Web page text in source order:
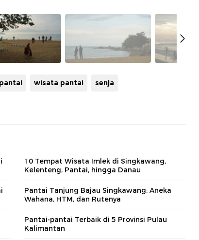
pantai wisata pantai senja
10 Tempat Wisata Imlek di Singkawang,
Kelenteng, Pantai, hingga Danau
Pantai Tanjung Bajau Singkawang: Aneka
Wahana, HTM, dan Rutenya
Pantai-pantai Terbaik di 5 Provinsi Pulau
Kalimantan